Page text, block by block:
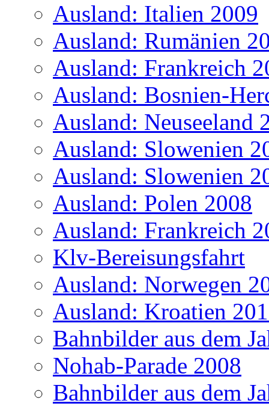
Ausland: Italien 2009
Ausland: Rumänien
Ausland: Frankreich
Ausland: Bosnien-
Ausland: Neuseeland
Ausland: Slowenien
Ausland: Slowenien
Ausland: Polen 2008
Ausland: Frankreich
Klv-Bereisungsfahrt
Ausland: Norwegen
Ausland: Kroatien
Bahnbilder aus dem
Nohab-Parade 2008
Bahnbilder aus dem